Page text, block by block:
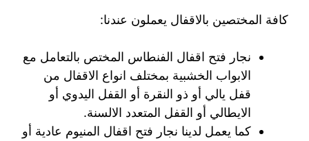
كافة المختصين بالاقفال يعملون عندنا:
نجار فتح اقفال الفنطاس المختص بالتعامل مع
الابواب الخشبية بمختلف انواع الاقفال من
قفل يالي أو ذو النقرة أو القفل اليدوي أو
الايطالي أو القفل المتعدد الالسنة.
كما يعمل لدينا نجار فتح اقفال المنيوم عادية أو